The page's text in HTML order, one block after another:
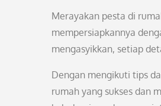
Merayakan pesta di
mempersiapkannya
mengasyikkan, setiap
Dengan mengikuti tips
rumah yang sukses dan